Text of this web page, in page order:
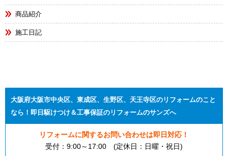
商品紹介
施工日記
大阪府大阪市中央区、東成区、生野区、天王寺区のリフォームのこと
なら！即日駆けつけ＆工事保証のリフォームのサンズへ
リフォームに関するお問い合わせは即日対応！
受付：9:00～17:00 (定休日：日曜・祝日)